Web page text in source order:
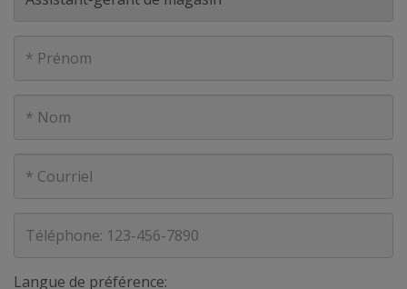
Langue de préférence: